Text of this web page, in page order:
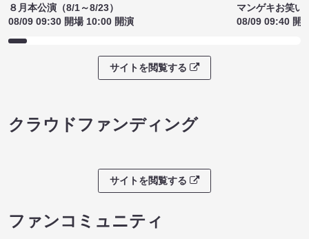
８月本公演（8/1～8/23）
08/09 09:30 開場 10:00 開演
マンゲキお笑い
08/09 09:40 開
サイトを閲覧する
クラウドファンディング
サイトを閲覧する
ファンコミュニティ